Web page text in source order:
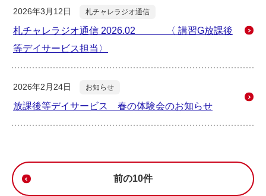
2026年3月12日 札チャレラジオ通信
札チャレラジオ通信 2026.02 〈 講習G放課後
等デイサービス担当〉
2026年2月24日 お知らせ
放課後等デイサービス 春の体験会のお知らせ
前の10件